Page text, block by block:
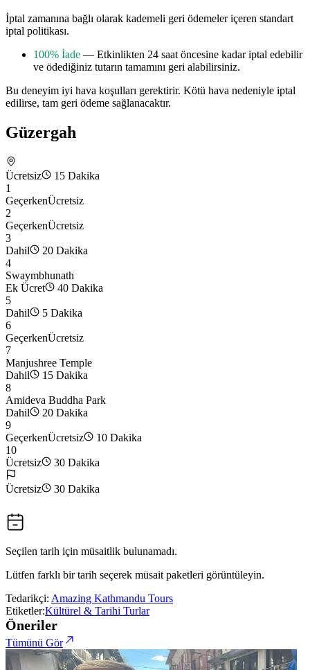
İptal zamanına bağlı olarak kademeli geri ödemeler içeren standart
iptal politikası.
100% İade — Etkinlikten 24 saat öncesine kadar iptal edebilir
ve ödediğiniz tutarın tamamını geri alabilirsiniz.
Bu deneyim iyi hava koşulları gerektirir. Kötü hava nedeniyle iptal
edilirse, tam geri ödeme sağlanacaktır.
Güzergah
Ücretsiz
15 Dakika
1
GeçerkenÜcretsiz
2
GeçerkenÜcretsiz
3
Dahil
20 Dakika
4
Swaymbhunath
Ek Ücret
40 Dakika
5
Dahil
5 Dakika
6
GeçerkenÜcretsiz
7
Manjushree Temple
Dahil
15 Dakika
8
Amideva Buddha Park
Dahil
20 Dakika
9
GeçerkenÜcretsiz
10 Dakika
10
Ücretsiz
30 Dakika
Ücretsiz 30 Dakika
Seçilen tarih için müsaitlik bulunamadı.
Lütfen farklı bir tarih seçerek müsait paketleri görüntüleyin.
Tedarikçi: Amazing Kathmandu Tours
Etiketler:Kültürel & Tarihi Turlar
Öneriler
Tümünü Gör